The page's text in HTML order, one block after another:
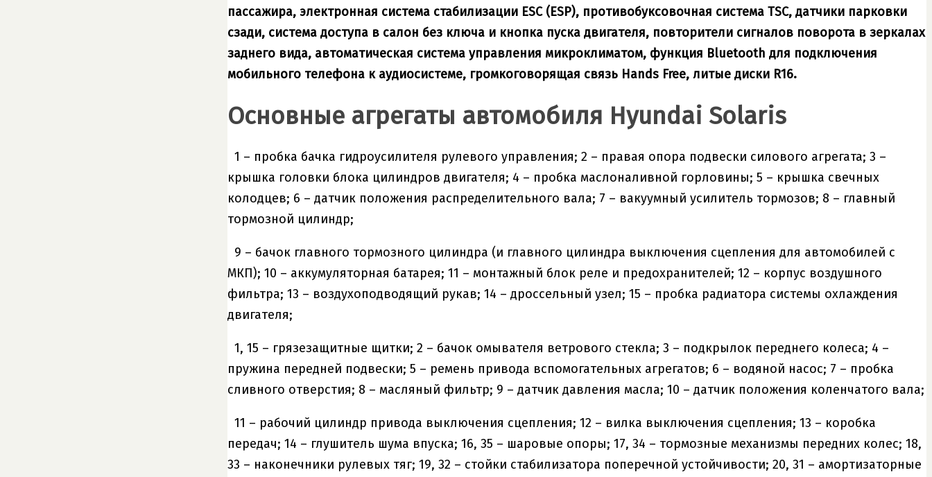
пассажира, электронная система стабилизации ESC (ESP), противобуксовочная система TSC, датчики парковки
сзади, система доступа в салон без ключа и кнопка пуска двигателя, повторители сигналов поворота в зеркалах
заднего вида, автоматическая система управления микроклиматом, функция Bluetooth для подключения
мобильного телефона к аудиосистеме, громкоговорящая связь Hands Free, литые диски R16.
Основные агрегаты автомобиля Hyundai Solaris
1 – пробка бачка гидроусилителя рулевого управления; 2 – правая опора подвески силового агрегата; 3 –
крышка головки блока цилиндров двигателя; 4 – пробка маслоналивной горловины; 5 – крышка свечных
колодцев; 6 – датчик положения распределительного вала; 7 – вакуумный усилитель тормозов; 8 – главный
тормозной цилиндр;
9 – бачок главного тормозного цилиндра (и главного цилиндра выключения сцепления для автомобилей с
МКП); 10 – аккумуляторная батарея; 11 – монтажный блок реле и предохранителей; 12 – корпус воздушного
фильтра; 13 – воздухоподводящий рукав; 14 – дроссельный узел; 15 – пробка радиатора системы охлаждения
двигателя;
1, 15 – грязезащитные щитки; 2 – бачок омывателя ветрового стекла; 3 – подкрылок переднего колеса; 4 –
пружина передней подвески; 5 – ремень привода вспомогательных агрегатов; 6 – водяной насос; 7 – пробка
сливного отверстия; 8 – масляный фильтр; 9 – датчик давления масла; 10 – датчик положения коленчатого вала;
11 – рабочий цилиндр привода выключения сцепления; 12 – вилка выключения сцепления; 13 – коробка
передач; 14 – глушитель шума впуска; 16, 35 – шаровые опоры; 17, 34 – тормозные механизмы передних колес; 18,
33 – наконечники рулевых тяг; 19, 32 – стойки стабилизатора поперечной устойчивости; 20, 31 – амортизаторные